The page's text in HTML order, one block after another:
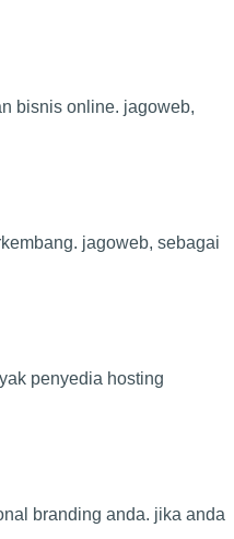
bisnis online. jagoweb,
jagoweb, sebagai
penyedia hosting
branding anda. jika anda